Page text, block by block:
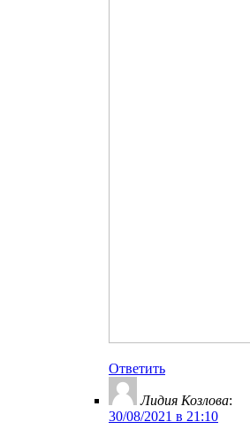
Ответить
Лидия Козлова:
30/08/2021 в 21:10